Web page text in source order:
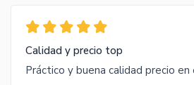
Calidad y precio top
Práctico y buena calidad precio